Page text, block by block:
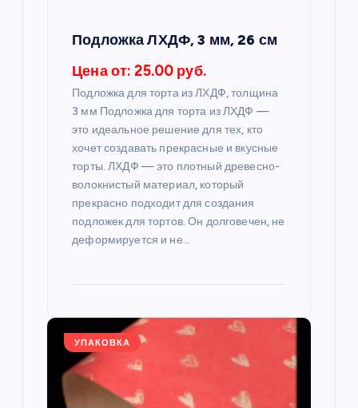
Подложка ЛХДФ, 3 мм, 26 см
Цена от: 25.00 руб.
Подложка для торта из ЛХДФ, толщина
3 мм Подложка для торта из ЛХДФ —
это идеальное решение для тех, кто
хочет создавать прекрасные и вкусные
торты. ЛХДФ — это плотный древесно-
волокнистый материал, который
прекрасно подходит для создания
подложек для тортов. Он долговечен, не
деформируется и не…
УПАКОВКА